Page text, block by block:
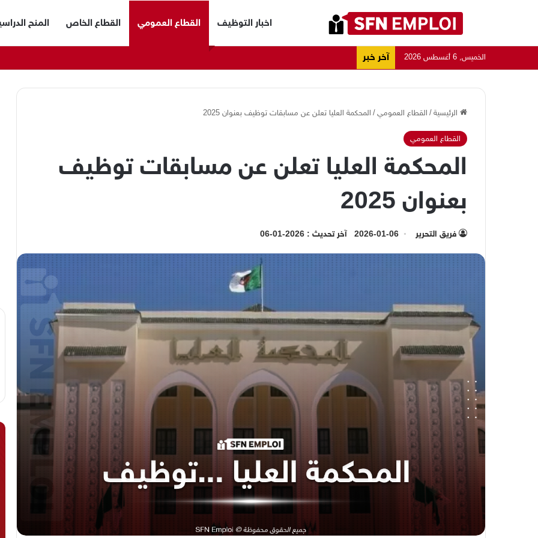
اخبار التوظيف القطاع العمومي القطاع الخاص المنح
الخميس, 6 أغسطس 2026 آخر خبر
الرئيسية/ القطاع العمومي/ المحكمة العليا تعلن عن مسابقات توظيف بعنوان 2025
القطاع العمومي
المحكمة العليا تعلن عن مسابقات توظيف
بعنوان 2025
فريق التحرير 2026-01-06 آخر تحديث : 2026-01-06